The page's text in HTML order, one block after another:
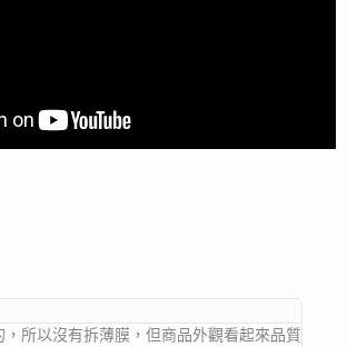
，所以沒有拆薄膜，但商品外觀看起來品質